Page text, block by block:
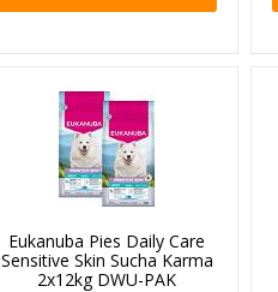
Eukanuba Pies Daily Care
Sensitive Skin Sucha Karma
2x12kg DWU-PAK